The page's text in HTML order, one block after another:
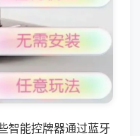
智能控牌器通过蓝牙